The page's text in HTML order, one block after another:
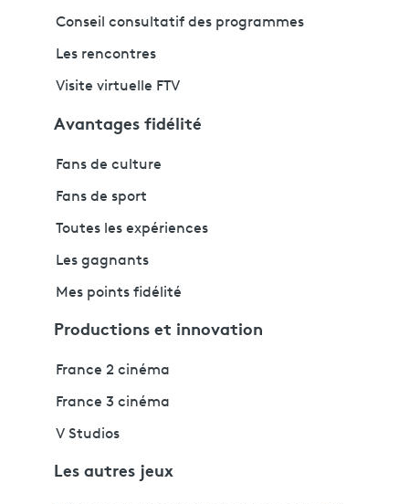
Conseil consultatif des programmes
Les rencontres
Visite virtuelle FTV
Avantages fidélité
Fans de culture
Fans de sport
Toutes les expériences
Les gagnants
Mes points fidélité
Productions et innovation
France 2 cinéma
France 3 cinéma
V Studios
Les autres jeux